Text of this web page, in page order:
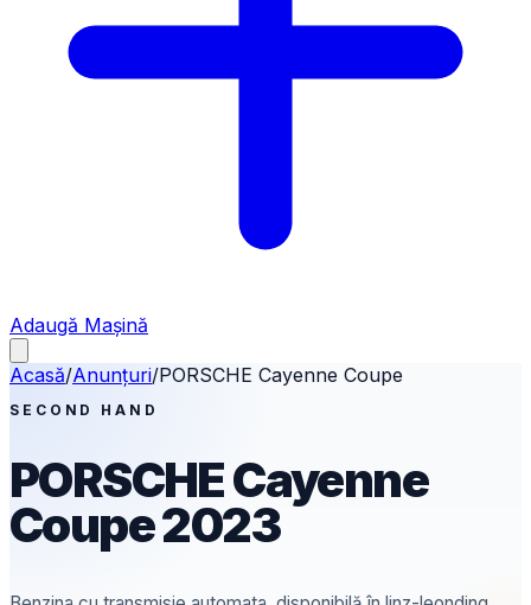
Adaugă Mașină
Acasă/Anunțuri/PORSCHE Cayenne Coupe
SECOND HAND
PORSCHECayenne
Coupe2023